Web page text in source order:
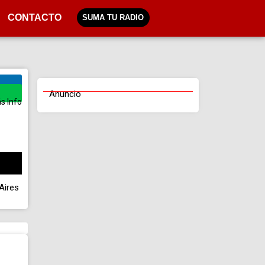
CONTACTO SUMA TU RADIO
Info
Anuncio